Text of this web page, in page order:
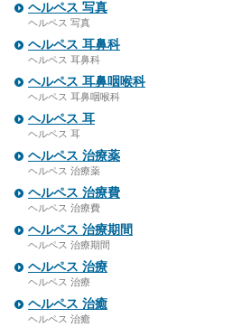
ヘルペス 写真
ヘルペス 写真
ヘルペス 耳鼻科
ヘルペス 耳鼻科
ヘルペス 耳鼻咽喉科
ヘルペス 耳鼻咽喉科
ヘルペス 耳
ヘルペス 耳
ヘルペス 治療薬
ヘルペス 治療薬
ヘルペス 治療費
ヘルペス 治療費
ヘルペス 治療期間
ヘルペス 治療期間
ヘルペス 治療
ヘルペス 治療
ヘルペス 治癒
ヘルペス 治癒